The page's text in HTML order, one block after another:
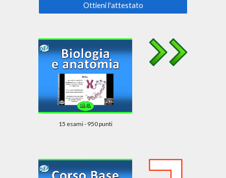
Ottieni l'attestato
15 esami - 950 punti